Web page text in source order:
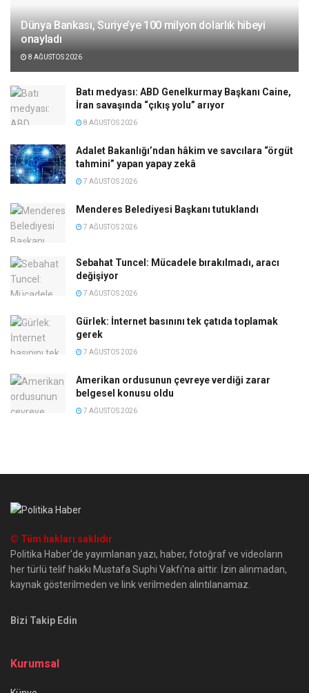
Dünya Bankası, Suriye’ye 100 milyon dolarlık hibeyi
onayladı
8 AĞUSTOS 2026
Batı medyası: ABD Genelkurmay Başkanı Caine,
İran savaşında “çıkış yolu” arıyor
8 AĞUSTOS 2026
Adalet Bakanlığı’ndan hâkim ve savcılara “örgüt
tahmini” yapan yapay zekâ
7 AĞUSTOS 2026
Menderes Belediyesi Başkanı tutuklandı
7 AĞUSTOS 2026
Sebahat Tuncel: Mücadele bırakılmadı, aracı
değişiyor
7 AĞUSTOS 2026
Gürlek: İnternet basınını tek çatıda toplamak
gerek
7 AĞUSTOS 2026
Amerikan ordusunun çevreye verdiği zarar
belgesel konusu oldu
7 AĞUSTOS 2026
© Tüm hakları saklıdır
Politika Haber'de yayımlanan yazı, haber, fotoğraf ve videoların
her türlü telif hakkı Mustafa Suphi Vakfı'na aittir. İzin alınmadan,
kaynak gösterilmeden ve link verilmeden alıntılanamaz.
Bizi Takip Edin
Kurumsal